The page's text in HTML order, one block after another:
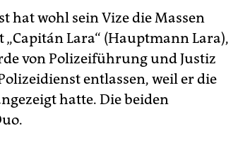
hat wohl sein Vize die Massen
Lara“ (Hauptmann Lara),
von Polizeiführung und Justiz
entlassen, weil er die
hatte. Die beiden